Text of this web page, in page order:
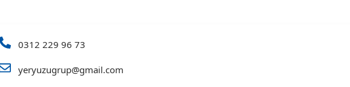
0312 229 96 73
yeryuzugrup@gmail.com